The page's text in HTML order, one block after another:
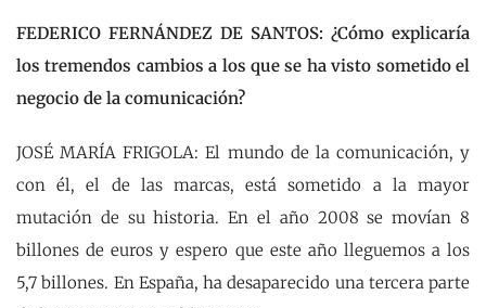
FEDERICO FERNÁNDEZ DE SANTOS: ¿Cómo explicaría
los tremendos cambios a los que se ha visto sometido el
negocio de la comunicación?
JOSÉ MARÍA FRIGOLA: El mundo de la comunicación, y
con él, el de las marcas, está sometido a la mayor
mutación de su historia. En el año 2008 se movían 8
billones de euros y espero que este año lleguemos a los
5,7 billones. En España, ha desaparecido una tercera parte